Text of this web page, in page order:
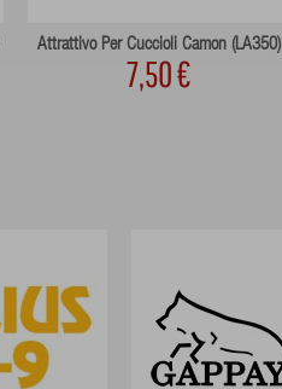
Attrattivo Per Cuccioli Camon (LA350)
7,50 €